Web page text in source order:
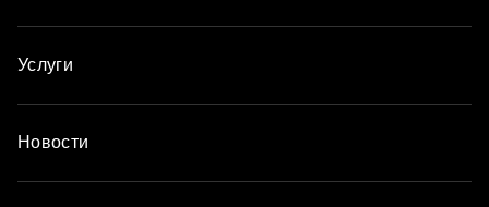
Услуги
Новости